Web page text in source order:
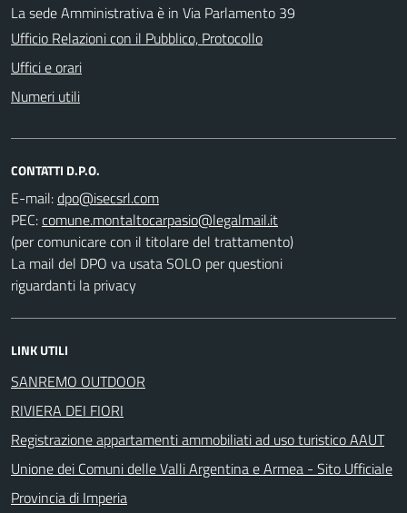
La sede Amministrativa è in Via Parlamento 39
Ufficio Relazioni con il Pubblico, Protocollo
Uffici e orari
Numeri utili
CONTATTI D.P.O.
E-mail:
PEC:
(per comunicare con il titolare del trattamento)
La mail del DPO va usata SOLO per questioni
riguardanti la privacy
LINK UTILI
SANREMO OUTDOOR
RIVIERA DEI FIORI
Registrazione appartamenti ammobiliati ad uso turistico AAUT
Unione dei Comuni delle Valli Argentina e Armea - Sito Ufficiale
Provincia di Imperia